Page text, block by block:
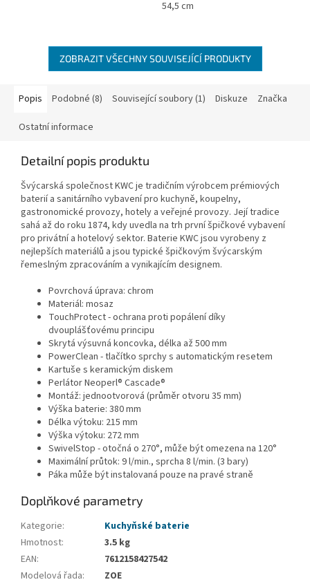
54,5 cm
ZOBRAZIT VŠECHNY SOUVISEJÍCÍ PRODUKTY
Popis Podobné (8) Související soubory (1) Diskuze Značka
Ostatní informace
Detailní popis produktu
Švýcarská společnost KWC je tradičním výrobcem prémiových
baterií a sanitárního vybavení pro kuchyně, koupelny,
gastronomické provozy, hotely a veřejné provozy. Její tradice
sahá až do roku 1874, kdy uvedla na trh první špičkové vybavení
pro privátní a hotelový sektor. Baterie KWC jsou vyrobeny z
nejlepších materiálů a jsou typické špičkovým švýcarským
řemeslným zpracováním a vynikajícím designem.
Povrchová úprava: chrom
Materiál: mosaz
TouchProtect - ochrana proti popálení díky
dvouplášťovému principu
Skrytá výsuvná koncovka, délka až 500 mm
PowerClean - tlačítko sprchy s automatickým resetem
Kartuše s keramickým diskem
Perlátor Neoperl® Cascade®
Montáž: jednootvorová (průměr otvoru 35 mm)
Výška baterie: 380 mm
Délka výtoku: 215 mm
Výška výtoku: 272 mm
SwivelStop - otočná o 270°, může být omezena na 120°
Maximální průtok: 9 l/min., sprcha 8 l/min. (3 bary)
Páka může být instalovaná pouze na pravé straně
Doplňkové parametry
Kategorie:
Kuchyňské baterie
Hmotnost:
3.5 kg
EAN:
7612158427542
Modelová řada: ZOE